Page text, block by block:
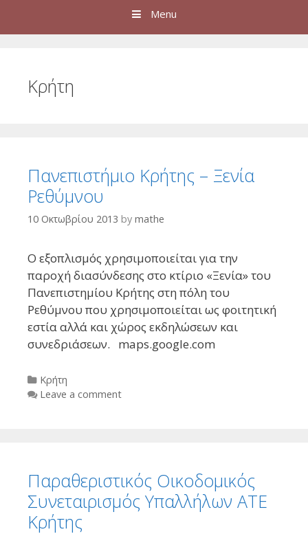
Menu
Kρήτη
Πανεπιστήμιο Κρήτης – Ξενία
Ρεθύμνου
10 Οκτωβρίου 2013 by mathe
Ο εξοπλισμός χρησιμοποιείται για την
παροχή διασύνδεσης στο κτίριο «Ξενία» του
Πανεπιστημίου Κρήτης στη πόλη του
Ρεθύμνου που χρησιμοποιείται ως φοιτητική
εστία αλλά και χώρος εκδηλώσεων και
συνεδριάσεων. maps.google.com
Categories
Kρήτη
Leave a comment
Παραθεριστικός Οικοδομικός
Συνεταιρισμός Υπαλλήλων ΑΤΕ
Κρήτης